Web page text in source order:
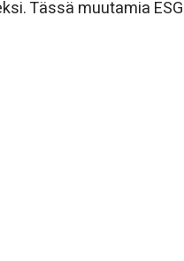
Tässä muutamia